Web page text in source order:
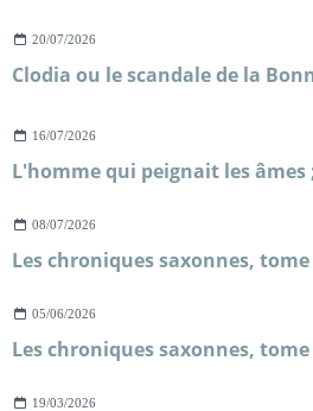
20/07/2026
16/07/2026
L'homme qui peignait les
08/07/2026
05/06/2026
19/03/2026